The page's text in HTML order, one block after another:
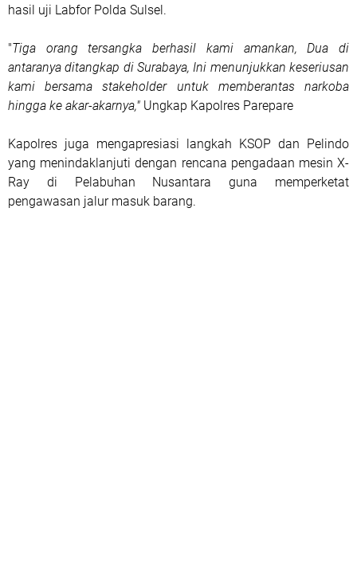
hasil uji Labfor Polda Sulsel.
"Tiga orang tersangka berhasil kami amankan, Dua di
antaranya ditangkap di Surabaya, Ini menunjukkan keseriusan
kami bersama stakeholder untuk memberantas narkoba
hingga ke akar-akarnya," Ungkap Kapolres Parepare
Kapolres juga mengapresiasi langkah KSOP dan Pelindo
yang menindaklanjuti dengan rencana pengadaan mesin X-
Ray di Pelabuhan Nusantara guna memperketat
pengawasan jalur masuk barang.